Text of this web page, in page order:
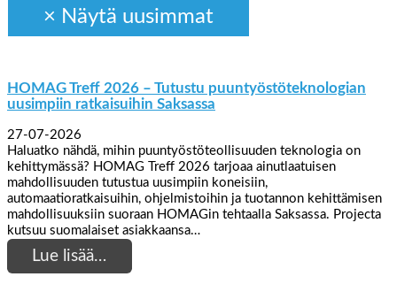
HOMAG Treff 2026 – Tutustu puuntyöstöteknologian
uusimpiin ratkaisuihin Saksassa
27-07-2026
Haluatko nähdä, mihin puuntyöstöteollisuuden teknologia on
kehittymässä? HOMAG Treff 2026 tarjoaa ainutlaatuisen
mahdollisuuden tutustua uusimpiin koneisiin,
automaatioratkaisuihin, ohjelmistoihin ja tuotannon kehittämisen
mahdollisuuksiin suoraan HOMAGin tehtaalla Saksassa. Projecta
kutsuu suomalaiset asiakkaansa…
Lue lisää…